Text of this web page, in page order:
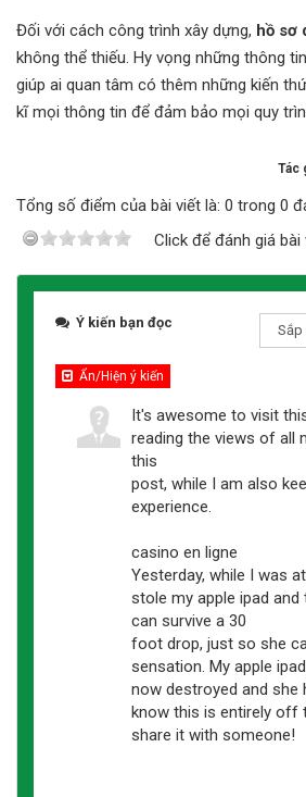
Đối với cách công trình xây dựng, hồ sơ
không thể thiếu. Hy vọng những thông
giúp ai quan tâm có thêm những kiến
kĩ mọi thông tin để đảm bảo mọi quy
Tác
Tổng số điểm của bài viết là: 0 trong 0
Click để đánh giá bài
Ý kiến bạn đọc
Ẩn/Hiện ý kiến
It's awesome to visit
reading the views of all
this
post, while I am also
experience.
casino en ligne
Yesterday, while I was
stole my apple ipad
can survive a 30
foot drop, just so she
sensation. My apple
now destroyed and she
know this is entirely off
share it with someone!